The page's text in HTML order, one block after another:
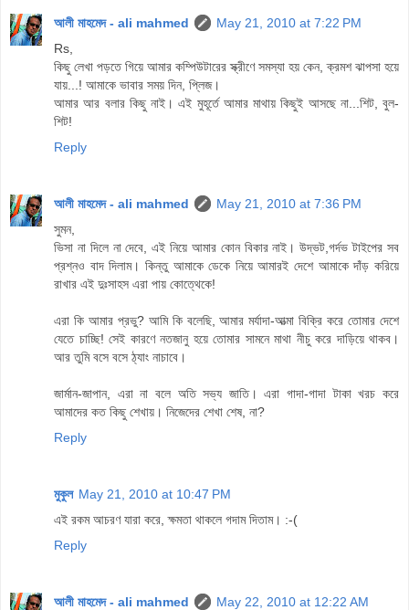
আলী মাহমেদ - ali mahmed
May 21, 2010 at 7:22 PM
Rs,
কিছু লেখা পড়তে গিয়ে আমার কম্পিউটারের স্ক্রীণে সমস্যা হয় কেন, ক্রমশ ঝাপসা হয়ে
যায়...! আমাকে ভাবার সময় দিন, প্লিজ।
আমার আর বলার কিছু নাই। এই মুহূর্তে আমার মাথায় কিছুই আসছে না...শিট, বুল-
শিট!
Reply
আলী মাহমেদ - ali mahmed
May 21, 2010 at 7:36 PM
সুমন,
ভিসা না দিলে না দেবে, এই নিয়ে আমার কোন বিকার নাই। উদ্ভট,গর্দভ টাইপের সব
প্রশ্নও বাদ দিলাম। কিন্তু আমাকে ডেকে নিয়ে আমারই দেশে আমাকে দাঁড় করিয়ে
রাখার এই দুঃসাহস এরা পায় কোত্থেকে!
এরা কি আমার প্রভু? আমি কি বলেছি, আমার মর্যাদা-আত্মা বিক্রি করে তোমার দেশে
যেতে চাচ্ছি! সেই কারণে নতজানু হয়ে তোমার সামনে মাথা নীচু করে দাড়িয়ে থাকব।
আর তুমি বসে বসে ঠ্যাং নাচাবে।
জার্মান-জাপান, এরা না বলে অতি সভ্য জাতি। এরা গাদা-গাদা টাকা খরচ করে
আমাদের কত কিছু শেখায়। নিজেদের শেখা শেষ, না?
Reply
মুকুল May 21, 2010 at 10:47 PM
এই রকম আচরণ যারা করে, ক্ষমতা থাকলে গদাম দিতাম। :-(
Reply
আলী মাহমেদ - ali mahmed
May 22, 2010 at 12:22 AM